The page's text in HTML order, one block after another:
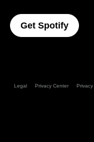
Get Spotify
Legal Privacy Center